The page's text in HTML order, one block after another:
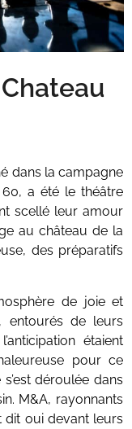
dans la campagne
a été le théâtre
scellé leur amour
au château de la
des préparatifs
de joie et
entourés de leurs
étaient
pour ce
déroulée dans
M&A, rayonnants
dit oui devant leurs